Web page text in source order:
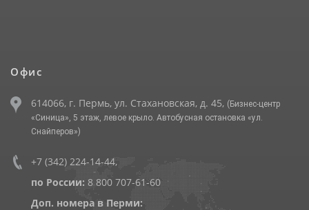
Офис
614066, г. Пермь, ул. Стахановская, д. 45, (Бизнес-центр
«Синица», 5 этаж, левое крыло. Автобусная остановка «ул.
Снайперов»)
+7 (342) 224-14-44,
по России: 8 800 707-61-60
Доп. номера в Перми: